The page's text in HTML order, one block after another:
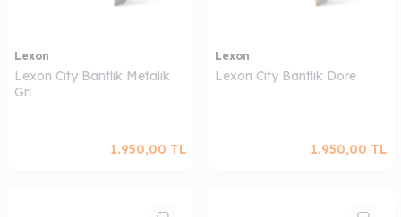
Lexon
Lexon City Bantlık Metalik
Gri
1.950,00 TL
Lexon
Lexon City Bantlık Dore
1.950,00 TL